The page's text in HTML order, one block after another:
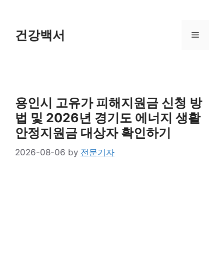
content건강백서 Menu
용인시 고유가 피해지원금 신청 방
법 및 2026년 경기도 에너지 생활
안정지원금 대상자 확인하기
2026-08-06 by 전문기자